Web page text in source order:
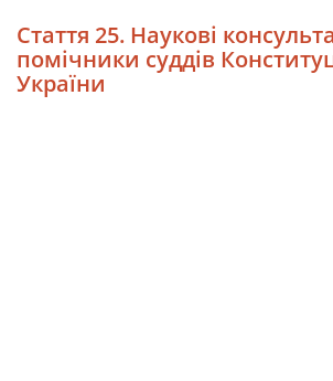
Стаття 25. Наукові
помічники суддів
України